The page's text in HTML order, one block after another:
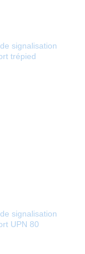
signalisation
trépied
signalisation
UPN 80